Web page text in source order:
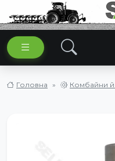
Головна Комбайни й